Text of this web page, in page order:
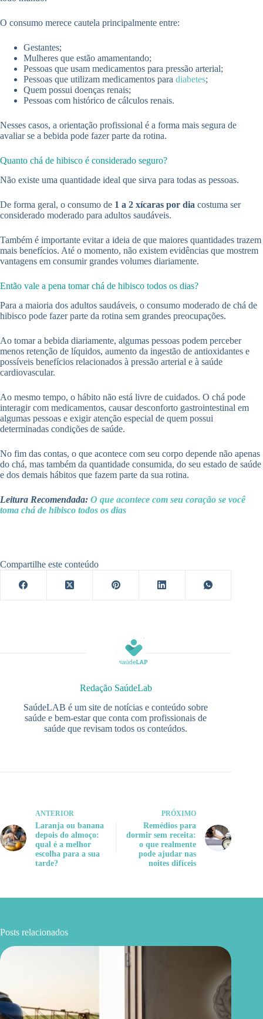
O consumo merece cautela principalmente entre:
Gestantes;
Mulheres que estão amamentando;
Pessoas que usam medicamentos para pressão arterial;
Pessoas que utilizam medicamentos para diabetes;
Quem possui doenças renais;
Pessoas com histórico de cálculos renais.
Nesses casos, a orientação profissional é a forma mais segura de
avaliar se a bebida pode fazer parte da rotina.
Quanto chá de hibisco é considerado seguro?
Não existe uma quantidade ideal que sirva para todas as pessoas.
De forma geral, o consumo de 1 a 2 xícaras por dia costuma ser
considerado moderado para adultos saudáveis.
Também é importante evitar a ideia de que maiores quantidades trazem
mais benefícios. Até o momento, não existem evidências que mostrem
vantagens em consumir grandes volumes diariamente.
Então vale a pena tomar chá de hibisco todos os dias?
Para a maioria dos adultos saudáveis, o consumo moderado de chá de
hibisco pode fazer parte da rotina sem grandes preocupações.
Ao tomar a bebida diariamente, algumas pessoas podem perceber
menos retenção de líquidos, aumento da ingestão de antioxidantes e
possíveis benefícios relacionados à pressão arterial e à saúde
cardiovascular.
Ao mesmo tempo, o hábito não está livre de cuidados. O chá pode
interagir com medicamentos, causar desconforto gastrointestinal em
algumas pessoas e exigir atenção especial de quem possui
determinadas condições de saúde.
No fim das contas, o que acontece com seu corpo depende não apenas
do chá, mas também da quantidade consumida, do seu estado de saúde
e dos demais hábitos que fazem parte da sua rotina.
Leitura Recomendada: O que acontece com seu coração se você
toma chá de hibisco todos os dias
Compartilhe este conteúdo
Redação SaúdeLab
SaúdeLAB é um site de notícias e conteúdo sobre
saúde e bem-estar que conta com profissionais de
saúde que revisam todos os conteúdos.
ANTERIOR
Laranja ou banana
depois do almoço:
qual é a melhor
escolha para a sua
tarde?
PRÓXIMO
Remédios para
dormir sem receita:
o que realmente
pode ajudar nas
noites difíceis
Posts relacionados